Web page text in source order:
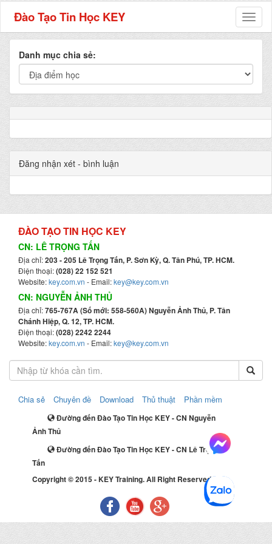
Đào Tạo Tin Học KEY
Danh mục chia sẻ:
Đăng nhận xét - bình luận
ĐÀO TẠO TIN HỌC KEY
CN: LÊ TRỌNG TẤN
Địa chỉ:203 - 205 Lê Trọng Tấn, P. Sơn Kỳ, Q. Tân Phú, TP. HCM.
Điện thoại:(028) 22 152 521
Website:key.com.vn - Email:key@key.com.vn
CN: NGUYỄN ẢNH THỦ
Địa chỉ:765-767A (Số mới: 558-560A) Nguyễn Ảnh Thủ, P. Tân
Chánh Hiệp, Q. 12, TP. HCM.
Điện thoại:(028) 2242 2244
Website:key.com.vn - Email:key@key.com.vn
Chia sẻ Chuyên đề Download Thủ thuật Phần mềm
Đường đến Đào Tạo Tin Học KEY - CN Nguyễn
Ảnh Thủ
Đường đến Đào Tạo Tin Học KEY - CN Lê Trọng
Tấn
Copyright © 2015 - KEY Training. All Right Reserved.